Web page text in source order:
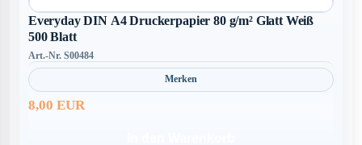
Everyday DIN A4 Druckerpapier 80 g/m² Glatt Weiß
500 Blatt
Art.-Nr. S00484
Merken
8,00 EUR